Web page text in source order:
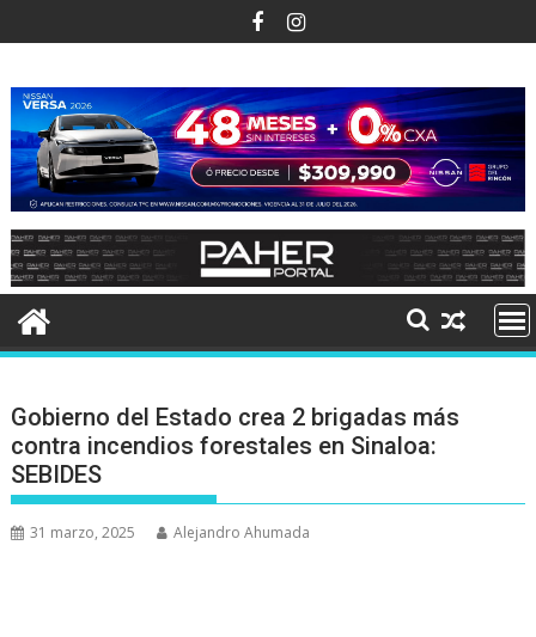
al
Gobierno del Estado crea 2 brigadas más
contra incendios forestales en Sinaloa:
SEBIDES
31 marzo, 2025 Alejandro Ahumada